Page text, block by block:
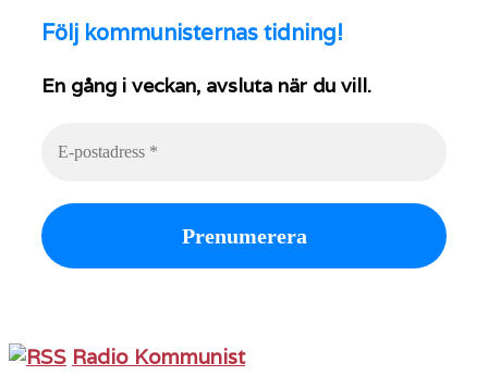
Följ kommunisternas tidning!
En gång i veckan, avsluta när du vill.
Radio Kommunist